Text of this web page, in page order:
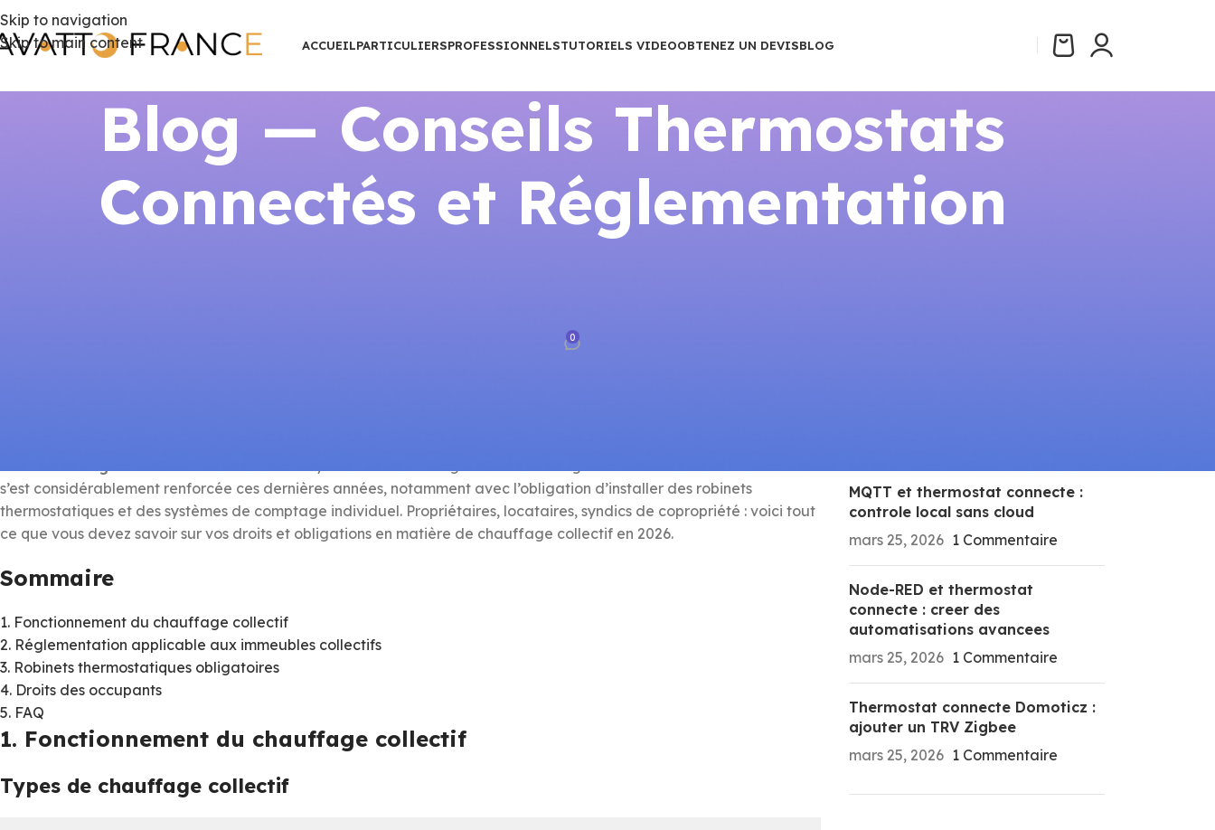
Skip to navigation
Skip to main content
ACCUEILPARTICULIERSPROFESSIONNELSTUTORIELS VIDEOOBTENEZ UN DEVISBLOG
Blog — Conseils Thermostats
Connectés et Réglementation
0
s’est considérablement renforcée ces dernières années, notamment avec l’obligation d’installer des robinets
thermostatiques et des systèmes de comptage individuel. Propriétaires, locataires, syndics de copropriété : voici tout
ce que vous devez savoir sur vos droits et obligations en matière de chauffage collectif en 2026.
Sommaire
1. Fonctionnement du chauffage collectif
2. Réglementation applicable aux immeubles collectifs
3. Robinets thermostatiques obligatoires
4. Droits des occupants
5. FAQ
1. Fonctionnement du chauffage collectif
Types de chauffage collectif
MQTT et thermostat connecte :
controle local sans cloud
mars 25, 2026 1 Commentaire
Node-RED et thermostat
connecte : creer des
automatisations avancees
mars 25, 2026 1 Commentaire
Thermostat connecte Domoticz :
ajouter un TRV Zigbee
mars 25, 2026 1 Commentaire